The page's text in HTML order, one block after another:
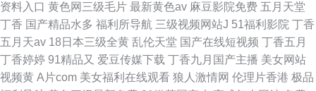
资料入口 黄色网三级毛片 最新黄色av 麻豆影院免费 五月天堂
丁香 国产精品水多 福利所导航 三级视频网站J 51福利影院 丁香
五月天av 18日本三级全黄 乱伦天堂 国产在线短视频 丁香五月
丁香婷婷 91精品又 爱豆传媒下载 丁香九月国产主播 美女网站
视频黄 A片com 美女福利在线观看 狼人激情网 伦理片香港 极品